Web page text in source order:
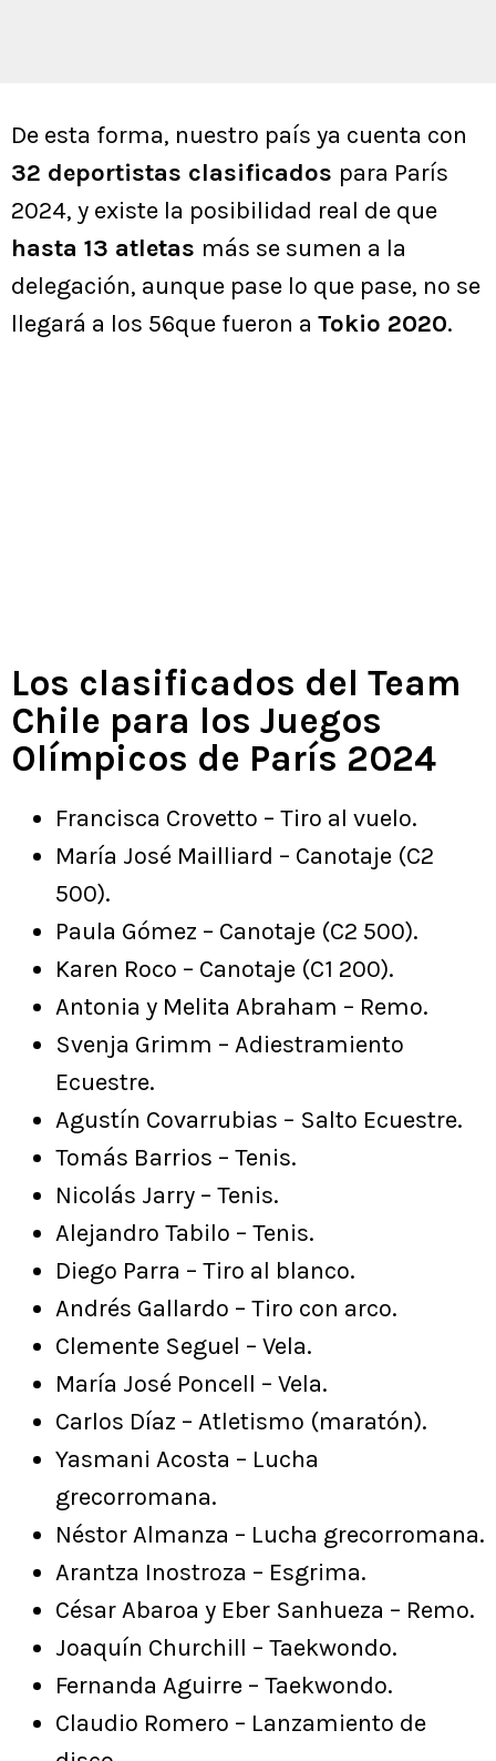
De esta forma, nuestro país ya cuenta con
32 deportistas clasificados para París
2024, y existe la posibilidad real de que
hasta 13 atletas más se sumen a la
delegación, aunque pase lo que pase, no se
llegará a los 56que fueron a Tokio 2020.
Los clasificados del Team
Chile para los Juegos
Olímpicos de París 2024
Francisca Crovetto – Tiro al vuelo.
María José Mailliard – Canotaje (C2
500).
Paula Gómez – Canotaje (C2 500).
Karen Roco – Canotaje (C1 200).
Antonia y Melita Abraham – Remo.
Svenja Grimm – Adiestramiento
Ecuestre.
Agustín Covarrubias – Salto Ecuestre.
Tomás Barrios – Tenis.
Nicolás Jarry – Tenis.
Alejandro Tabilo – Tenis.
Diego Parra – Tiro al blanco.
Andrés Gallardo – Tiro con arco.
Clemente Seguel – Vela.
María José Poncell – Vela.
Carlos Díaz – Atletismo (maratón).
Yasmani Acosta – Lucha
grecorromana.
Néstor Almanza – Lucha grecorromana.
Arantza Inostroza – Esgrima.
César Abaroa y Eber Sanhueza – Remo.
Joaquín Churchill – Taekwondo.
Fernanda Aguirre – Taekwondo.
Claudio Romero – Lanzamiento de